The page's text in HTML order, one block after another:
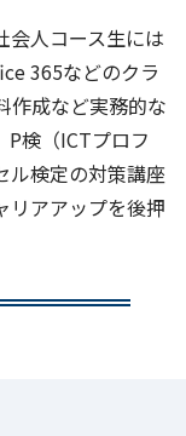
会人コース生には
365などのクラ
作成など実務的な
P検（ICTプロフ
ル検定の対策講座
リアアップを後押